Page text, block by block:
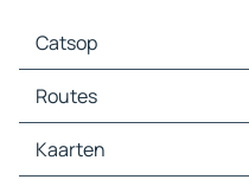
Catsop
Catsop Kaarten
Catsop Verkeer
Catsop Hotels
Catsop Restaurants
Routes
Routes Catsop - Aken
Routes Catsop - Maastricht
Kaarten